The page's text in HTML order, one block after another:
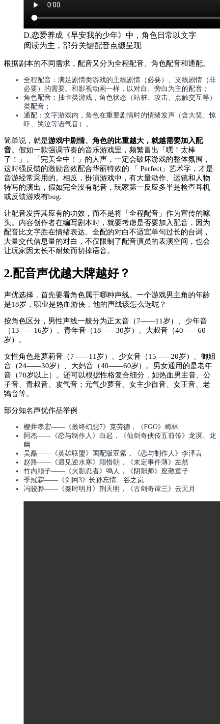
D.恋爱养成《早安我的少年》中，角色日常以文字
阅读为主，部分关键配音点缀呈现
根据剧本的不同需求，配音又分为全程配音、角色配音和通配。
全程配音：满足剧情类游戏的主线剧情（必要）、支线剧情（非
必要）的需要。和影视动画一样，以对白、旁白为主的配音；
角色配音：抽卡类游戏，角色状态（站桩、攻击、点触交互等）
类配音；
通配：文字游戏内，角色在重要剧情时的情绪发声（含大笑、惊
吓、哭泣等语气音）。
简单说，就是游戏中剧情、角色的比重越大，就越需要加入配
音。假如一款强调节奏的音乐游戏里，频繁冒出「嘿！太棒
了！」、「完美全中！」的人声，一定会破坏游戏的整体氛围，
这时强反馈的激励音效配合华丽特效的 「 Perfect」艺术字，才是
音游经常采用的。相反，扮演游戏中，有大量动作、运镜和人物
特写的演出，假如完全没有配音，玩家第一反应多半是检查耳机
或反馈游戏有bug.
让配音发挥其应有的功效，而不是将「全程配音」作为宣传的噱
头。内容创作者在编写剧本时，就要考虑是否要加入配音，因为
配音比文字胜在情绪表达。全配的对白不适宜单句过长的台词，
大量交代信息量的对白，不仅限制了配音演员的表演空间，也会
让玩家因太长不耐烦而切掉语音。
2.配音声优越大牌越好？
声优选择，首先要看角色属于哪种声线。一个游戏男主角的年龄
是18岁，职业是热血游侠，他的声线该怎么选呢？
按角色区分，男性声线一般分为正太音（7——11岁）、少年音
（13——16岁）、青年音（18——30岁）、大叔音（40——60
岁）。
女性角色是萝莉音（7——11岁）、少女音（15——20岁）、御姐
音（24——30岁）、大妈音（40——60岁）。男女通用的是老年
音（70岁以上）。还可以根据性格复合细分，如热血男主音、公
子音、青叔音、攻气音；元气少萝音、女主少御音、女王音、老
鸨音等。
部分知名声优作品举例
樱井孝宏——《最终幻想7》克劳德，《FGO》梅林
阿杰——《恋与制作人》白起，《仙剑奇侠传五前传》龙溟、龙
幽
吴磊——《英雄联盟》国配版亚索，《恋与制作人》李泽言
赵路——《遇见逆水寒》顾惜朝，《未定事件薄》左然
竹内顺子——《火影忍者》鸣人，《阴阳师》座敷童子
季冠霖——《剑网3》长孙忘情、谷之岚
冯骏骅——《秦时明月》荆天明，《古剑奇谭三》云无月